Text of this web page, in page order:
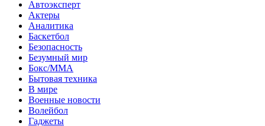
Автоэксперт
Актеры
Аналитика
Баскетбол
Безопасность
Безумный мир
Бокс/MMA
Бытовая техника
В мире
Военные новости
Волейбол
Гаджеты